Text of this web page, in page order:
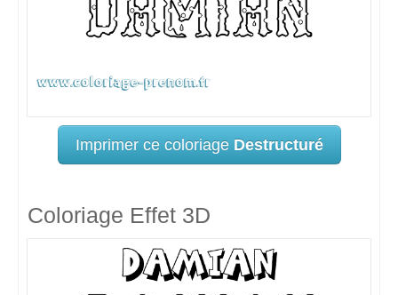
Imprimer ce coloriage Destructuré
Coloriage Effet 3D